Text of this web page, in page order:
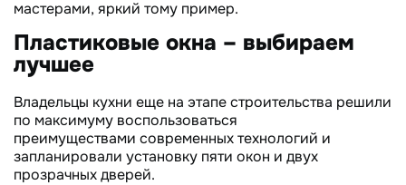
мастерами, яркий тому пример.
Пластиковые окна – выбираем
лучшее
Владельцы кухни еще на этапе строительства решили
по максимуму воспользоваться
преимуществами современных технологий и
запланировали установку пяти окон и двух
прозрачных дверей.